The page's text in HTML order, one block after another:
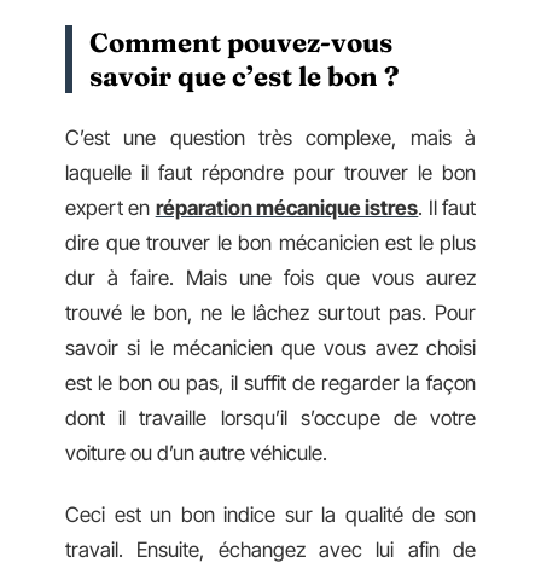
Comment pouvez-vous
savoir que c’est le bon ?
C’est une question très complexe, mais à
laquelle il faut répondre pour trouver le bon
expert en réparation mécanique istres. Il faut
dire que trouver le bon mécanicien est le plus
dur à faire. Mais une fois que vous aurez
trouvé le bon, ne le lâchez surtout pas. Pour
savoir si le mécanicien que vous avez choisi
est le bon ou pas, il suffit de regarder la façon
dont il travaille lorsqu’il s’occupe de votre
voiture ou d’un autre véhicule.
Ceci est un bon indice sur la qualité de son
travail. Ensuite, échangez avec lui afin de